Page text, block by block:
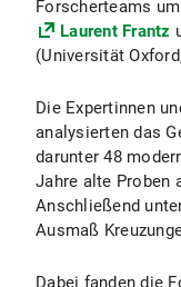
Forscherteams
Laurent Frantz
(Universität
Die Expertinnen
analysierten das
darunter 48
Jahre alte Proben
Anschließend
Ausmaß
Dabei fanden die